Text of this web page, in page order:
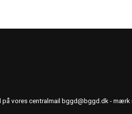
vores centralmail bggd@bggd.dk - mærk